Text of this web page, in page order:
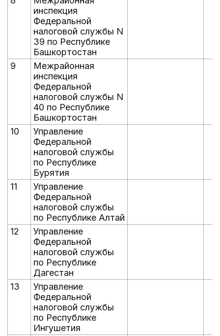
инспекция
Федеральной
налоговой службы N
39 по Республике
Башкортостан
9
Межрайонная
инспекция
Федеральной
налоговой службы N
40 по Республике
Башкортостан
10
Управление
Федеральной
налоговой службы
по Республике
Бурятия
11
Управление
Федеральной
налоговой службы
по Республике Алтай
12
Управление
Федеральной
налоговой службы
по Республике
Дагестан
13
Управление
Федеральной
налоговой службы
по Республике
Ингушетия